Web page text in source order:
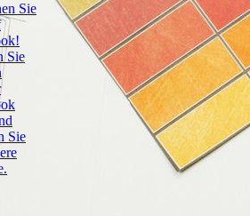
Sie
Sie
Sie